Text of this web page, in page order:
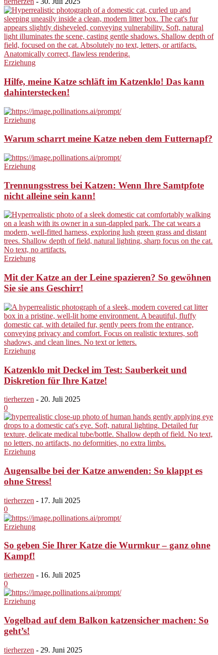
Erziehung
Hilfe, meine Katze schläft im Katzenklo! Das kann
dahinterstecken!
Erziehung
Warum scharrt meine Katze neben dem Futternapf?
Erziehung
Trennungsstress bei Katzen: Wenn Ihre Samtpfote
nicht alleine sein kann!
Erziehung
Mit der Katze an der Leine spazieren? So gewöhnen
Sie sie ans Geschirr!
Erziehung
Katzenklo mit Deckel im Test: Sauberkeit und
Diskretion für Ihre Katze!
tierherzen - 20. Juli 2025
0
Erziehung
Augensalbe bei der Katze anwenden: So klappt es
ohne Stress!
tierherzen - 17. Juli 2025
0
Erziehung
So geben Sie Ihrer Katze die Wurmkur – ganz ohne
Kampf!
tierherzen - 16. Juli 2025
0
Erziehung
Vogelbad auf dem Balkon katzensicher machen: So
geht’s!
tierherzen - 29. Juni 2025